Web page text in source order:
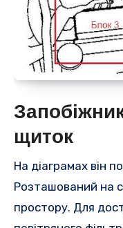
щиток
На діаграмах він
Розташований на
простору. Для